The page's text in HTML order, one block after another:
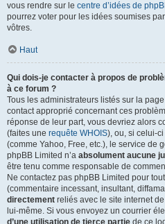
vous rendre sur le centre d’idées de
pourrez voter pour les idées soumises
vôtres.
Haut
Qui dois-je contacter à propos de
à ce forum ?
Tous les administrateurs listés sur la
contact approprié concernant ces
réponse de leur part, vous devriez alors
(faites une requête WHOIS), ou, si celui-
(comme Yahoo, Free, etc.), le service de
phpBB Limited n’a absolument aucune
être tenu comme responsable de
Ne contactez pas phpBB Limited pour
(commentaire incessant, insultant,
directement reliés avec le site internet
lui-même. Si vous envoyez un courrier
d’une utilisation de tierce partie de ce